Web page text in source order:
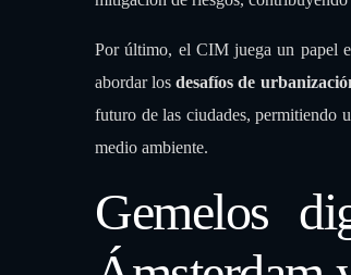
Por último, el CIM juega un papel
abordar losdesafíos de
futuro de las ciudades, permitiendo
Gemelos